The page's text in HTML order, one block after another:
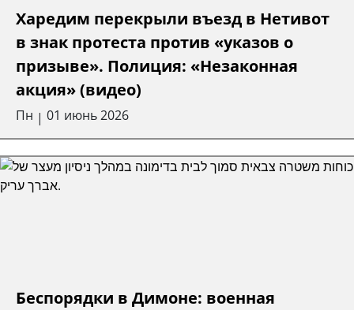
Харедим перекрыли въезд в Нетивот
в знак протеста против «указов о
призыве». Полиция: «Незаконная
акция» (видео)
Пн | 01 июнь 2026
Беспорядки в Димоне: военная